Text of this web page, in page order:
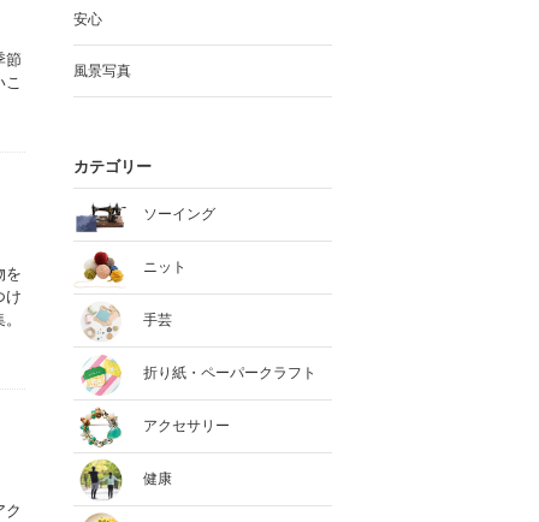
節
を
け
ク
安心
風景写真
カテゴリー
ソーイング
ニット
手芸
折り紙・ペーパークラフト
アクセサリー
健康